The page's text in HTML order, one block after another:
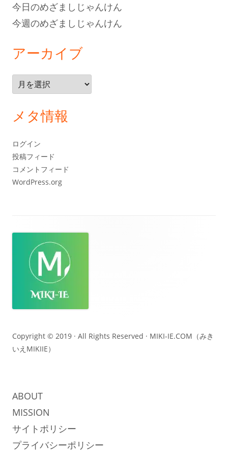
今日のめざましじゃんけん
今週のめざましじゃんけん
アーカイブ
ー
イ
メタ情報
ログイン
投稿フィード
コメントフィード
WordPress.org
テ
ン
Copyright © 2019 · All Rights Reserved · MIKI-IE.COM（みき
いえMIKIIE）
ABOUT
MISSION
サイトポリシー
プライバシーポリシー